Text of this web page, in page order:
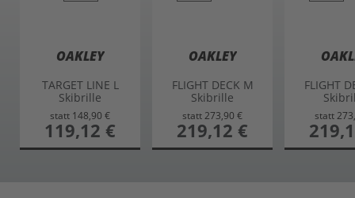
OAKLEY
TARGET LINE L
Skibrille
statt 148,90 €
sonderangebot
119,12 €
OAKLEY
FLIGHT DECK M
Skibrille
statt273,90 €
sonderangebot
219,12 €
FLIGHT
statt